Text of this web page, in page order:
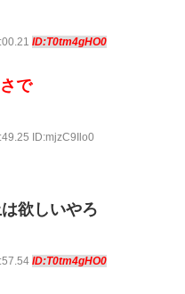
ID:T0tm4gHO0
で
ID:mjzC9Ilo0
欲しいやろ
ID:T0tm4gHO0